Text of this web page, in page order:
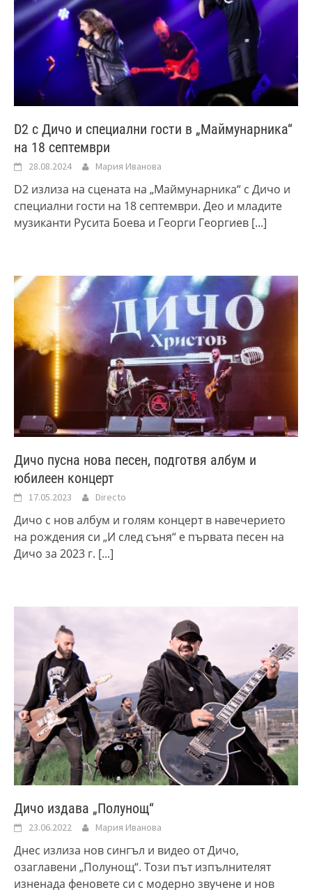
D2 с Дичо и специални гости в „Маймунарника“
на 18 септември
28.08.2024 Мария Иванова
D2 излиза на сцената на „Маймунарника“ с Дичо и
специални гости на 18 септември. Део и младите
музиканти Русита Боева и Георги Георгиев [...]
Дичо пусна нова песен, подготвя албум и
юбилеен концерт
17.05.2023 Directo
Дичо с нов албум и голям концерт в навечерието
на рождения си „И след съня“ е първата песен на
Дичо за 2023 г. [...]
Дичо издава „Полунощ“
23.06.2022 Мария Иванова
Днес излиза нов сингъл и видео от Дичо,
озаглавени „Полунощ“. Този път изпълнителят
изненада феновете си с модерно звучене и нов